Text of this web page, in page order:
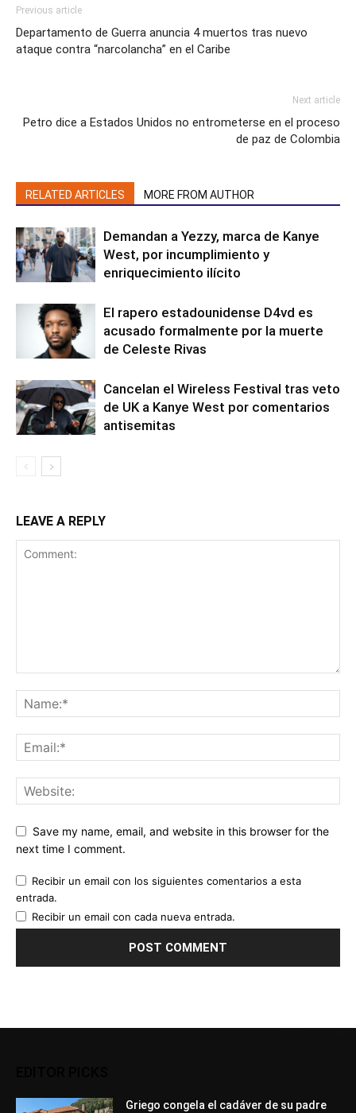
Previous article
Departamento de Guerra anuncia 4 muertos tras nuevo
ataque contra “narcolancha” en el Caribe
Next article
Petro dice a Estados Unidos no entrometerse en el proceso
de paz de Colombia
RELATED ARTICLES MORE FROM AUTHOR
Demandan a Yezzy, marca de Kanye
West, por incumplimiento y
enriquecimiento ilícito
El rapero estadounidense D4vd es
acusado formalmente por la muerte
de Celeste Rivas
Cancelan el Wireless Festival tras veto
de UK a Kanye West por comentarios
antisemitas
LEAVE A REPLY
Save my name, email, and website in this browser for the
next time I comment.
Recibir un email con los siguientes comentarios a esta
entrada.
Recibir un email con cada nueva entrada.
Griego congela el cadáver de su padre